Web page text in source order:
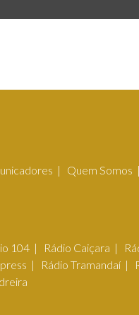
Quem Somos
104 Rádio Caiçara
Rádio Tramandaí